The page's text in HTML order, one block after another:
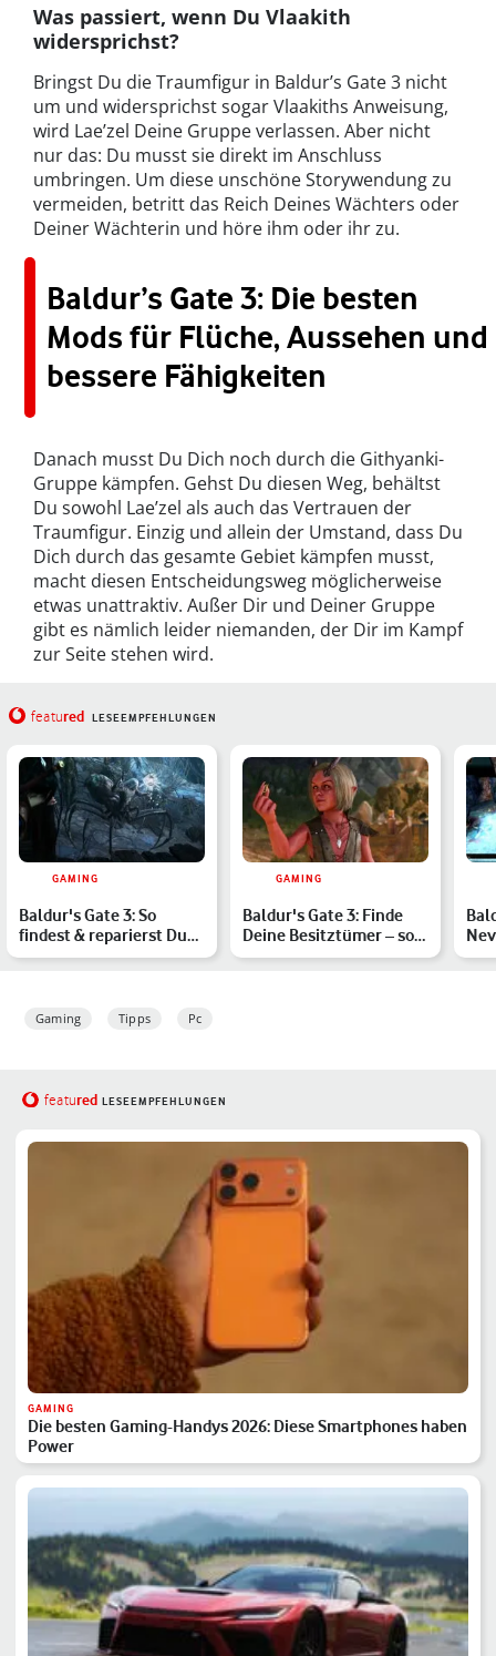
Was passiert, wenn Du Vlaakith
widersprichst?
Bringst Du die Traumfigur in Baldur’s Gate 3 nicht
um und widersprichst sogar Vlaakiths Anweisung,
wird Lae’zel Deine Gruppe verlassen. Aber nicht
nur das: Du musst sie direkt im Anschluss
umbringen. Um diese unschöne Storywendung zu
vermeiden, betritt das Reich Deines Wächters oder
Deiner Wächterin und höre ihm oder ihr zu.
Baldur’s Gate 3: Die besten
Mods für Flüche, Aussehen und
bessere Fähigkeiten
Danach musst Du Dich noch durch die Githyanki-
Gruppe kämpfen. Gehst Du diesen Weg, behältst
Du sowohl Lae’zel als auch das Vertrauen der
Traumfigur. Einzig und allein der Umstand, dass Du
Dich durch das gesamte Gebiet kämpfen musst,
macht diesen Entscheidungsweg möglicherweise
etwas unattraktiv. Außer Dir und Deiner Gruppe
gibt es nämlich leider niemanden, der Dir im Kampf
zur Seite stehen wird.
featured LESEEMPFEHLUNGEN
GAMING
Baldur's Gate 3: So
findest & reparierst Du
die Mondlaterne
GAMING
Baldur's Gate 3: Finde
Deine Besitztümer – so
schließt Du die Que…
Gaming Tipps Pc
featured LESEEMPFEHLUNGEN
GAMING
Die besten Gaming-Handys 2026: Diese Smartphones haben
Power